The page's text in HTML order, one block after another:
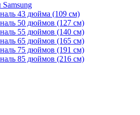
Samsung
43 дюйма (109 см)
50 дюймов (127 см)
55 дюймов (140 cм)
65 дюймов (165 cм)
75 дюймов (191 см)
85 дюймов (216 см)